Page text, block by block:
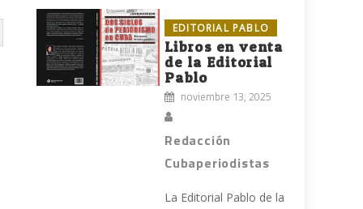
EDITORIAL PABLO
Libros en venta
de la Editorial
Pablo
noviembre 13, 2025
Redacción
Cubaperiodistas
La Editorial Pablo de la